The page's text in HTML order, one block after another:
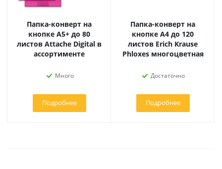
Папка-конверт на
кнопке А5+ до 80
листов Attache Digital в
ассортименте
Много
Подробнее
Папка-конверт на
кнопке А4 до 120
листов Erich Krause
Phloxes многоцветная
Достаточно
Подробнее